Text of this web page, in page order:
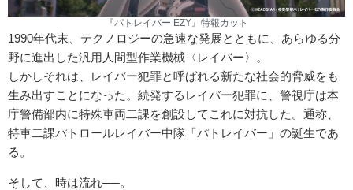
『パトレイバー EZY』特報カット
1990年代末、テクノロジーの急速な発展とともに、あらゆる分
野に進出した汎用人間型作業機械〈レイバー〉。
しかしそれは、レイバー犯罪と呼ばれる新たな社会的脅威をも
生み出すことになった。続発するレイバー犯罪に、警視庁は本
庁警備部内に特殊車両二課を創設してこれに対抗した。通称、
特車二課パトロールレイバー中隊「パトレイバー」の誕生であ
る。
そして、時は流れ──。